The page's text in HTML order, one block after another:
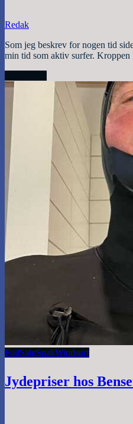
Redak
Som jeg beskrev for nogen tid
min tid som aktiv surfer. Kroppen
FoilSalgSnakWindsurf
Jydepriser hos